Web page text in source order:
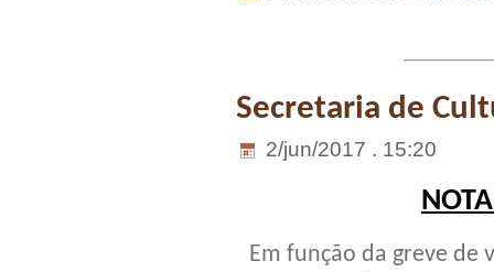
Secretaria de
2/jun/2017 . 15:20
Em função da greve de